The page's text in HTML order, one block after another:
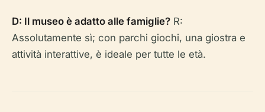
D: Il museo è adatto alle famiglie? R:
Assolutamente sì; con parchi giochi, una giostra e
attività interattive, è ideale per tutte le età.